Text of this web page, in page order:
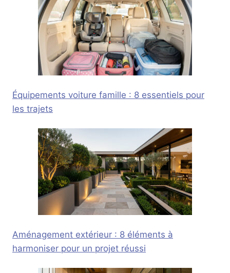
Équipements voiture famille : 8 essentiels pour
les trajets
Aménagement extérieur : 8 éléments à
harmoniser pour un projet réussi